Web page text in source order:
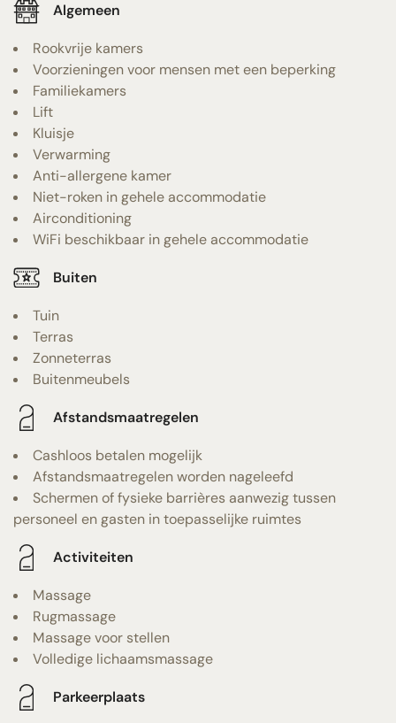
Algemeen
Rookvrije kamers
Voorzieningen voor mensen met een beperking
Familiekamers
Lift
Kluisje
Verwarming
Anti-allergene kamer
Niet-roken in gehele accommodatie
Airconditioning
WiFi beschikbaar in gehele accommodatie
Buiten
Tuin
Terras
Zonneterras
Buitenmeubels
Afstandsmaatregelen
Cashloos betalen mogelijk
Afstandsmaatregelen worden nageleefd
Schermen of fysieke barrières aanwezig tussen
personeel en gasten in toepasselijke ruimtes
Activiteiten
Massage
Rugmassage
Massage voor stellen
Volledige lichaamsmassage
Parkeerplaats